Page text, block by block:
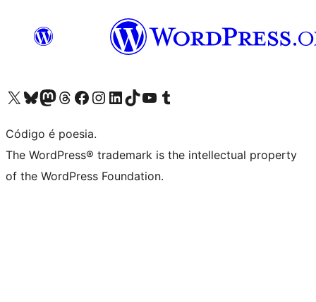
Visite a nossa conta X (antigo Twitter)
Visit our Bluesky account
Visit our Mastodon account
Visit our Threads account
Visite a nossa página do Facebook
Visite a nossa conta no Instagram
Visite a nossa conta no LinkedIn
Visit our TikTok account
Visit our YouTube channel
Visit our Tumblr account
Código é poesia.
The WordPress® trademark is the intellectual property
of the WordPress Foundation.